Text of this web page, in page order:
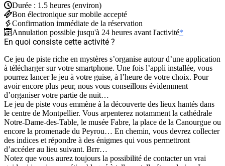
Durée : 1.5 heures (environ)
Bon électronique sur mobile accepté
Confirmation immédiate de la réservation
Annulation possible jusqu'à 24 heures avant l'activité*
En quoi consiste cette activité ?
Ce jeu de piste riche en mystères s’organise autour d’une application
à télécharger sur votre smartphone. Une fois l’appli installée, vous
pourrez lancer le jeu à votre guise, à l’heure de votre choix. Pour
avoir encore plus peur, nous vous conseillons évidemment
d’organiser votre partie de nuit…
Le jeu de piste vous emmène à la découverte des lieux hantés dans
le centre de Montpellier. Vous arpenterez notamment la cathédrale
Notre-Dame-des-Table, le musée Fabre, la place de la Canourgue ou
encore la promenade du Peyrou… En chemin, vous devrez collecter
des indices et répondre à des énigmes qui vous permettront
d’accéder au lieu suivant. Brrr…
Notez que vous aurez toujours la possibilité de contacter un vrai